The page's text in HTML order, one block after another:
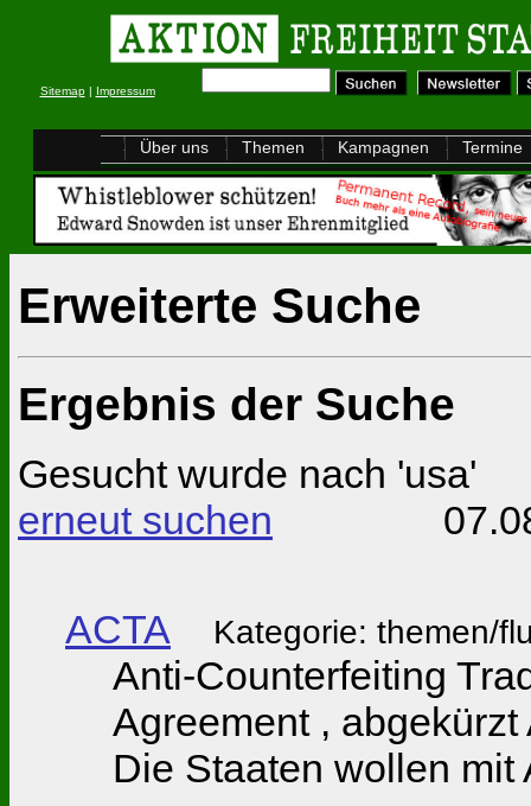
Sitemap| Impressum
Über uns Themen Kampagnen Termine
Erweiterte Suche
Ergebnis der Suche
Gesucht wurde nach 'usa'
erneut suchen
ACTA Kategorie: themen/
Anti-Counterfeiting
Agreement ,
Die Staaten wollen mit